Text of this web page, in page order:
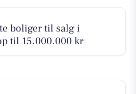
boliger til salg i
til 15.000.000 kr